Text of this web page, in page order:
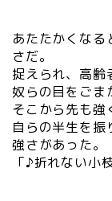
あたたかくなる
さだ。
捉えられ、高齢
奴らの目をごま
そこから先も強
自らの半生を振
強さがあった。
「♪折れない小